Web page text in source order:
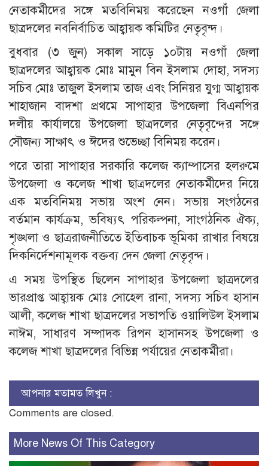
নেতাকর্মীদের সঙ্গে মতবিনিময় করেছেন নওগাঁ জেলা
ছাত্রদলের নবনির্বাচিত আহ্বায়ক কমিটির নেতৃবৃন্দ।
বুধবার (৩ জুন) সকাল সাড়ে ১০টায় নওগাঁ জেলা
ছাত্রদলের আহ্বায়ক মোঃ মামুন বিন ইসলাম দোহা, সদস্য
সচিব মোঃ তাজুল ইসলাম তাজ এবং সিনিয়র যুগ্ম আহ্বায়ক
শাহাজান বাদশা প্রথমে সাপাহার উপজেলা বিএনপির
দলীয় কার্যালয়ে উপজেলা ছাত্রদলের নেতৃবৃন্দের সঙ্গে
সৌজন্য সাক্ষাৎ ও ঈদের শুভেচ্ছা বিনিময় করেন।
পরে তারা সাপাহার সরকারি কলেজ ক্যাম্পাসের হলরুমে
উপজেলা ও কলেজ শাখা ছাত্রদলের নেতাকর্মীদের নিয়ে
এক মতবিনিময় সভায় অংশ নেন। সভায় সংগঠনের
বর্তমান কার্যক্রম, ভবিষ্যৎ পরিকল্পনা, সাংগঠনিক ঐক্য,
শৃঙ্খলা ও ছাত্ররাজনীতিতে ইতিবাচক ভূমিকা রাখার বিষয়ে
দিকনির্দেশনামূলক বক্তব্য দেন জেলা নেতৃবৃন্দ।
এ সময় উপস্থিত ছিলেন সাপাহার উপজেলা ছাত্রদলের
ভারপ্রাপ্ত আহ্বায়ক মোঃ সোহেল রানা, সদস্য সচিব হাসান
আলী, কলেজ শাখা ছাত্রদলের সভাপতি ওয়ালিউল ইসলাম
নাঈম, সাধারণ সম্পাদক রিপন হাসানসহ উপজেলা ও
কলেজ শাখা ছাত্রদলের বিভিন্ন পর্যায়ের নেতাকর্মীরা।
আপনার মতামত লিখুন :
Comments are closed.
More News Of This Category